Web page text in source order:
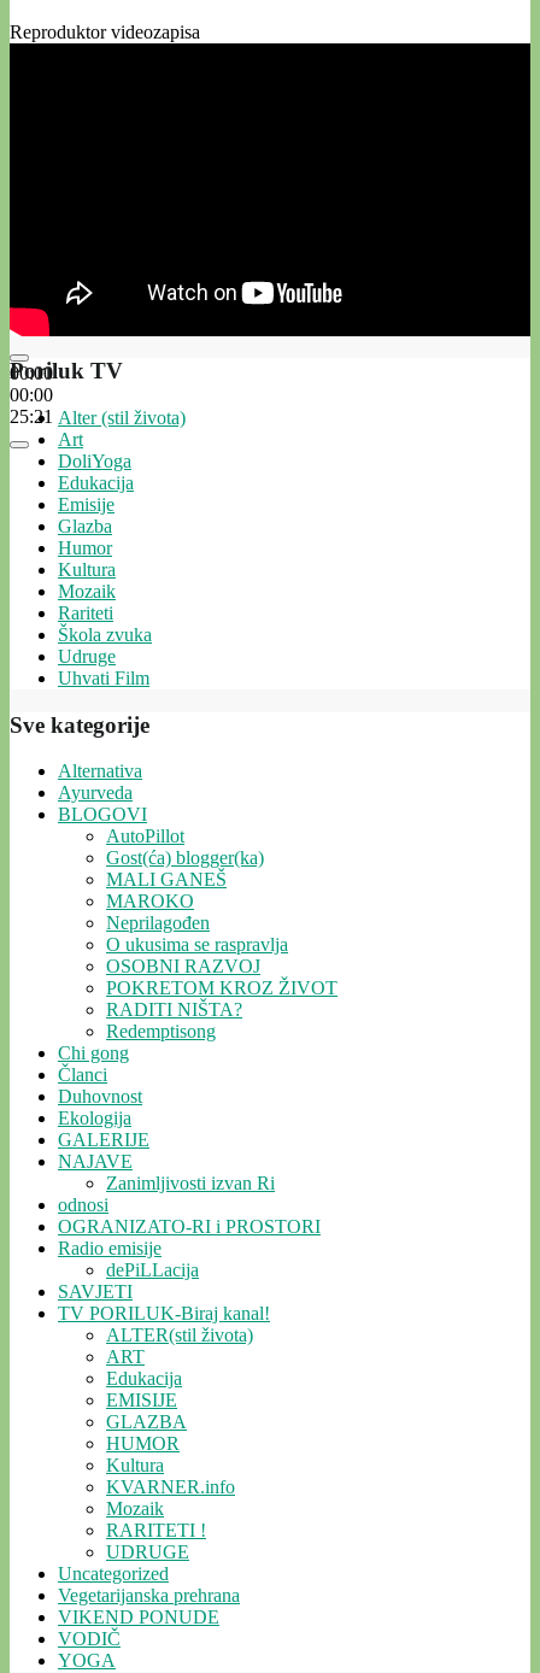
Reproduktor videozapisa
00:00
00:00
25:21
Poriluk TV
Alter (stil života)
Art
DoliYoga
Edukacija
Emisije
Glazba
Humor
Kultura
Mozaik
Rariteti
Škola zvuka
Udruge
Uhvati Film
Sve kategorije
Alternativa
Ayurveda
BLOGOVI
AutoPillot
Gost(ća) blogger(ka)
MALI GANEŠ
MAROKO
Neprilagođen
O ukusima se raspravlja
OSOBNI RAZVOJ
POKRETOM KROZ ŽIVOT
RADITI NIŠTA?
Redemptisong
Chi gong
Članci
Duhovnost
Ekologija
GALERIJE
NAJAVE
Zanimljivosti izvan Ri
odnosi
OGRANIZATO-RI i PROSTORI
Radio emisije
dePiLLacija
SAVJETI
TV PORILUK-Biraj kanal!
ALTER(stil života)
ART
Edukacija
EMISIJE
GLAZBA
HUMOR
Kultura
KVARNER.info
Mozaik
RARITETI !
UDRUGE
Uncategorized
Vegetarijanska prehrana
VIKEND PONUDE
VODIČ
YOGA